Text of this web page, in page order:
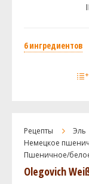
6 ингредиентов
Viking malt
Хмель
Ист Кент
Геркулес
Рецепты
Эль
Немецкое
Пшеничное/
Olegovich